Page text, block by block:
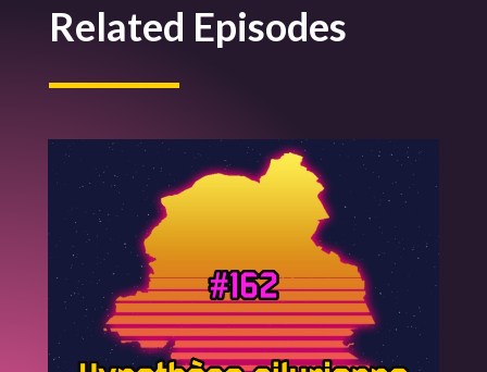
Related Episodes